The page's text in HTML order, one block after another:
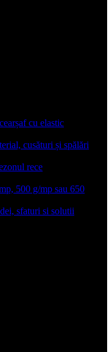
cu elastic
cusături și spălări
rece
500 g/mp sau 650
sfaturi si solutii